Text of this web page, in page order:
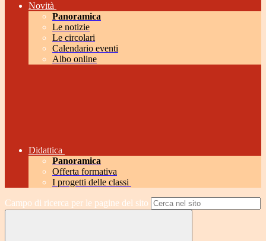
Novità
Panoramica
Le notizie
Le circolari
Calendario eventi
Albo online
Didattica
Panoramica
Offerta formativa
I progetti delle classi
Campo di ricerca per le pagine del sito